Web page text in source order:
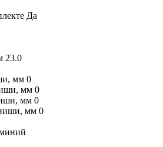
Да
23.0
мм 0
мм 0
мм 0
мм 0